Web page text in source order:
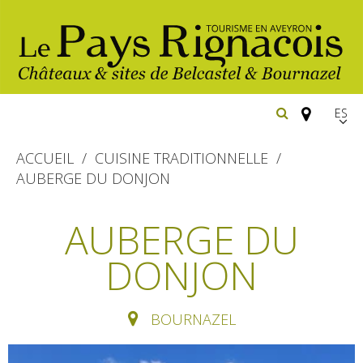
imprescindibles
Belcastel: pueblo y castillo
Bournazel: pueblo y castillo
naturales
Senderismo
Cicloturismo
de vacaciones
Restaurantes
ACCUEIL
CUISINE TRADITIONNELLE
AUBERGE DU DONJON
AUBERGE DU
DONJON
BOURNAZEL